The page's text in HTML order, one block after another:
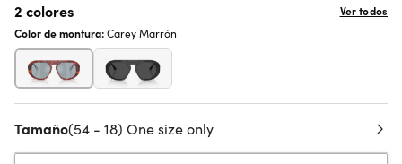
2 colores
Ver todos
Color de montura:Carey Marrón
Tamaño(54 - 18) One size only